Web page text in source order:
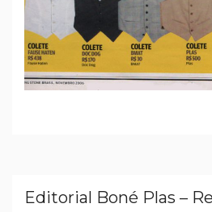
Editorial Boné Plas –